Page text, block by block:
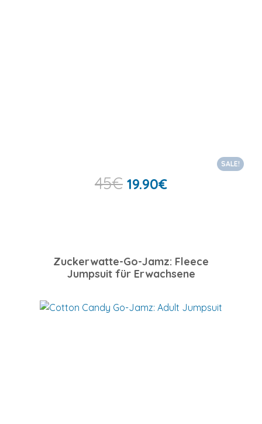
SALE!
45€ 19.90€
Zuckerwatte-Go-Jamz: Fleece
Jumpsuit für Erwachsene